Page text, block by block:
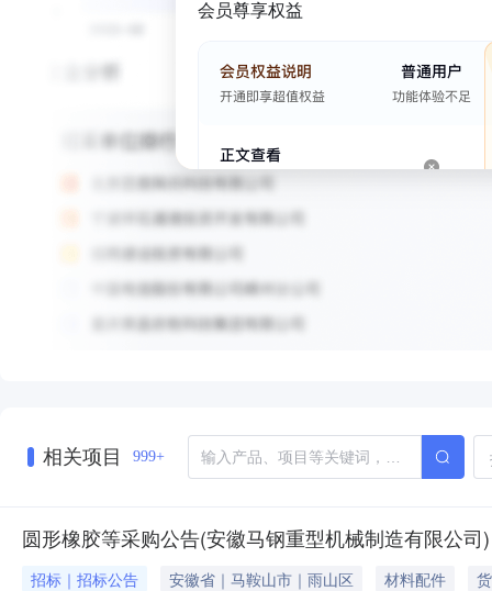
会员尊享权益
相关项目 999+
圆形橡胶等采购公告(安徽马钢重型机械制造有限公司)
招标｜招标公告 安徽省｜马鞍山市｜雨山区 材料配件